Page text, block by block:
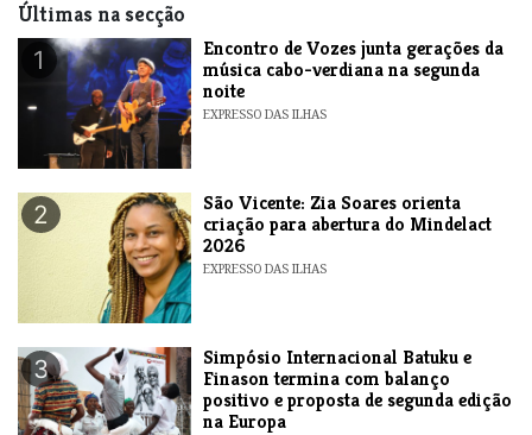
Últimas na secção
1
Encontro de Vozes junta gerações da
música cabo-verdiana na segunda
noite
EXPRESSO DAS ILHAS
2
São Vicente: Zia Soares orienta
criação para abertura do Mindelact
2026
EXPRESSO DAS ILHAS
3
Simpósio Internacional Batuku e
Finason termina com balanço
positivo e proposta de segunda edição
na Europa